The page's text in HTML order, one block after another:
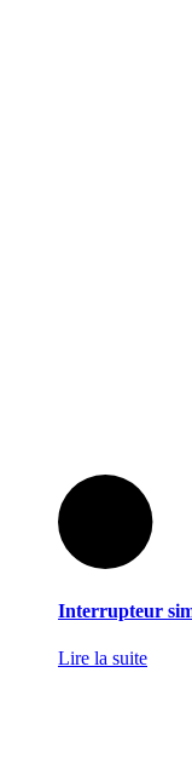
Interrupteur
Lire la suite